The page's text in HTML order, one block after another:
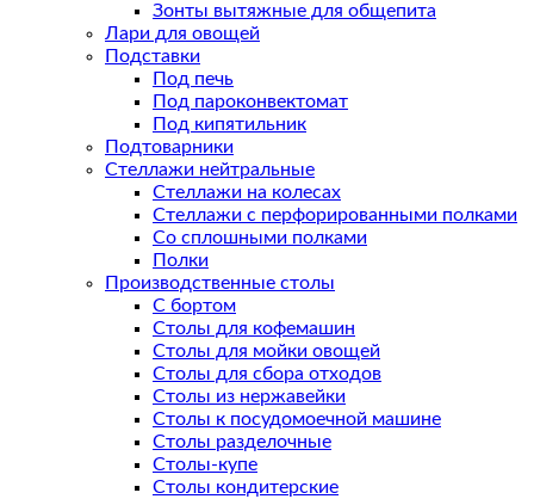
Зонты вытяжные для общепита
Лари для овощей
Подставки
Под печь
Под пароконвектомат
Под кипятильник
Подтоварники
Стеллажи нейтральные
Стеллажи на колесах
Стеллажи с перфорированными полками
Со сплошными полками
Полки
Производственные столы
С бортом
Столы для кофемашин
Столы для мойки овощей
Столы для сбора отходов
Столы из нержавейки
Столы к посудомоечной машине
Столы разделочные
Столы-купе
Столы кондитерские